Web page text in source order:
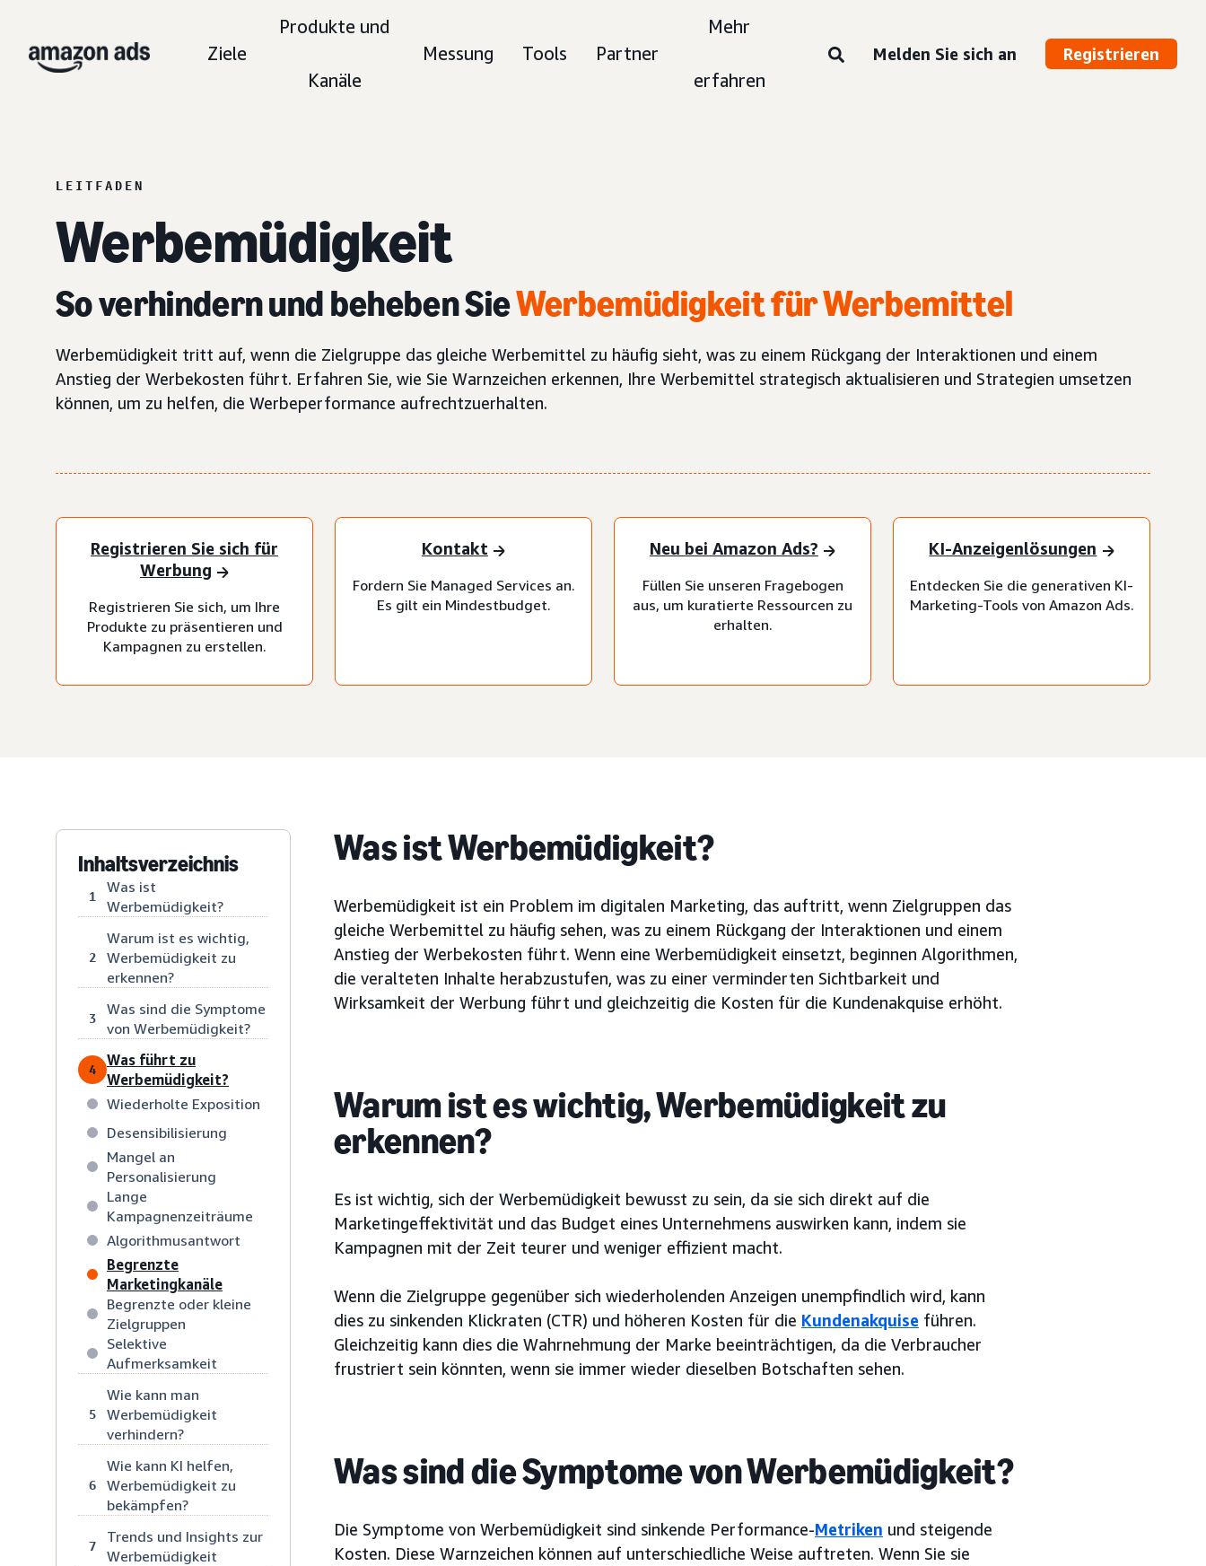
Ziele
Produkte und
Kanäle
Messung Tools Partner
Mehr
erfahren
Melden Sie sich an Registrieren
LEITFADEN
Werbemüdigkeit
So verhindern und beheben SieWerbemüdigkeit für Werbemittel
Werbemüdigkeit tritt auf, wenn die Zielgruppe das gleiche Werbemittel zu häufig sieht, was zu einem Rückgang der Interaktionen und einem
Anstieg der Werbekosten führt. Erfahren Sie, wie Sie Warnzeichen erkennen, Ihre Werbemittel strategisch aktualisieren und Strategien umsetzen
können, um zu helfen, die Werbeperformance aufrechtzuerhalten.
Registrieren Sie sich für
Werbung
Registrieren Sie sich, um Ihre
Produkte zu präsentieren und
Kampagnen zu erstellen.
Kontakt
Fordern Sie Managed Services an.
Es gilt ein Mindestbudget.
Neu bei Amazon Ads?
Füllen Sie unseren Fragebogen
aus, um kuratierte Ressourcen zu
erhalten.
KI-Anzeigenlösungen
Entdecken Sie die generativen KI-
Marketing-Tools von Amazon Ads.
Inhaltsverzeichnis
1
Was ist
Werbemüdigkeit?
2
Warum ist es wichtig,
Werbemüdigkeit zu
erkennen?
3
Was sind die Symptome
von Werbemüdigkeit?
4
Was führt zu
Werbemüdigkeit?
Wiederholte Exposition
Desensibilisierung
Mangel an
Personalisierung
Lange
Kampagnenzeiträume
Algorithmusantwort
Begrenzte
Marketingkanäle
Begrenzte oder kleine
Zielgruppen
Selektive
Aufmerksamkeit
5
Wie kann man
Werbemüdigkeit
verhindern?
6
Wie kann KI helfen,
Werbemüdigkeit zu
bekämpfen?
7
Trends und Insights zur
Werbemüdigkeit
Was ist Werbemüdigkeit?
Werbemüdigkeit ist ein Problem im digitalen Marketing, das auftritt, wenn Zielgruppen das
gleiche Werbemittel zu häufig sehen, was zu einem Rückgang der Interaktionen und einem
Anstieg der Werbekosten führt. Wenn eine Werbemüdigkeit einsetzt, beginnen Algorithmen,
die veralteten Inhalte herabzustufen, was zu einer verminderten Sichtbarkeit und
Wirksamkeit der Werbung führt und gleichzeitig die Kosten für die Kundenakquise erhöht.
Warum ist es wichtig, Werbemüdigkeit zu
erkennen?
Es ist wichtig, sich der Werbemüdigkeit bewusst zu sein, da sie sich direkt auf die
Marketingeffektivität und das Budget eines Unternehmens auswirken kann, indem sie
Kampagnen mit der Zeit teurer und weniger effizient macht.
Wenn die Zielgruppe gegenüber sich wiederholenden Anzeigen unempfindlich wird, kann
dies zu sinkenden Klickraten (CTR) und höheren Kosten für die Kundenakquise führen.
Gleichzeitig kann dies die Wahrnehmung der Marke beeinträchtigen, da die Verbraucher
frustriert sein könnten, wenn sie immer wieder dieselben Botschaften sehen.
Was sind die Symptome von Werbemüdigkeit?
Die Symptome von Werbemüdigkeit sind sinkende Performance-Metriken und steigende
Kosten. Diese Warnzeichen können auf unterschiedliche Weise auftreten. Wenn Sie sie